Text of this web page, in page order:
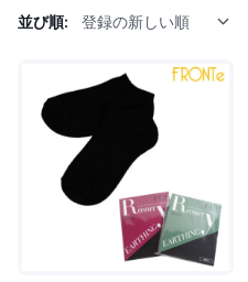
並び順:
登録の新しい順